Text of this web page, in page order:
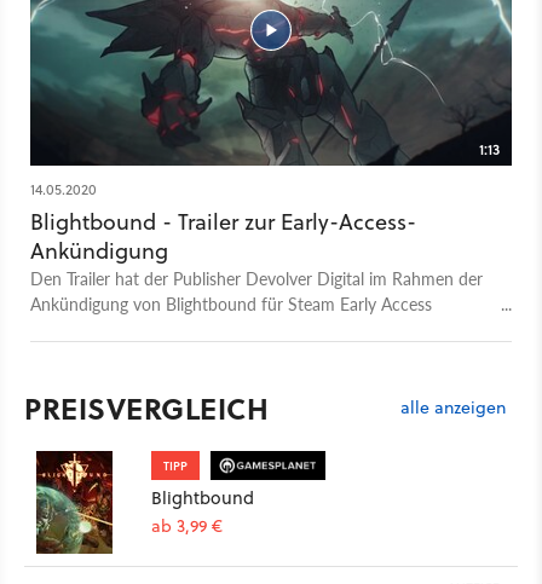
1:13
14.05.2020
Blightbound - Trailer zur Early-Access-
Ankündigung
Den Trailer hat der Publisher Devolver Digital im Rahmen der
Ankündigung von Blightbound für Steam Early Access
Dem sollen sich Spieler vor allem im Koop-Modus
erbeuten.
PREISVERGLEICH alle anzeigen
TIPP
Blightbound
ab 3,99 €